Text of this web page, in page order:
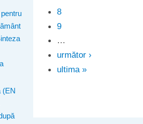
(EN
8
9
…
următor ›
ultima »